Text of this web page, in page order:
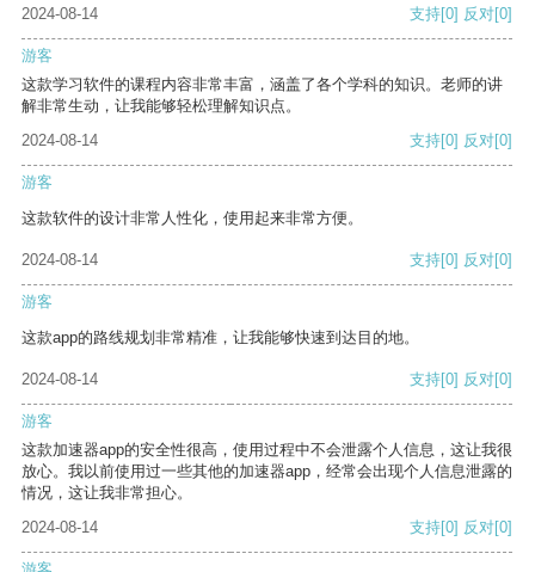
2024-08-14
支持[0] 反对[0]
游客
这款学习软件的课程内容非常丰富，涵盖了各个学科的知识。老师的讲
解非常生动，让我能够轻松理解知识点。
2024-08-14
支持[0] 反对[0]
游客
这款软件的设计非常人性化，使用起来非常方便。
2024-08-14 支持[0] 反对[0]
游客
这款app的路线规划非常精准，让我能够快速到达目的地。
2024-08-14 支持[0] 反对[0]
游客
这款加速器app的安全性很高，使用过程中不会泄露个人信息，这让我很
放心。我以前使用过一些其他的加速器app，经常会出现个人信息泄露的
情况，这让我非常担心。
2024-08-14
支持[0] 反对[0]